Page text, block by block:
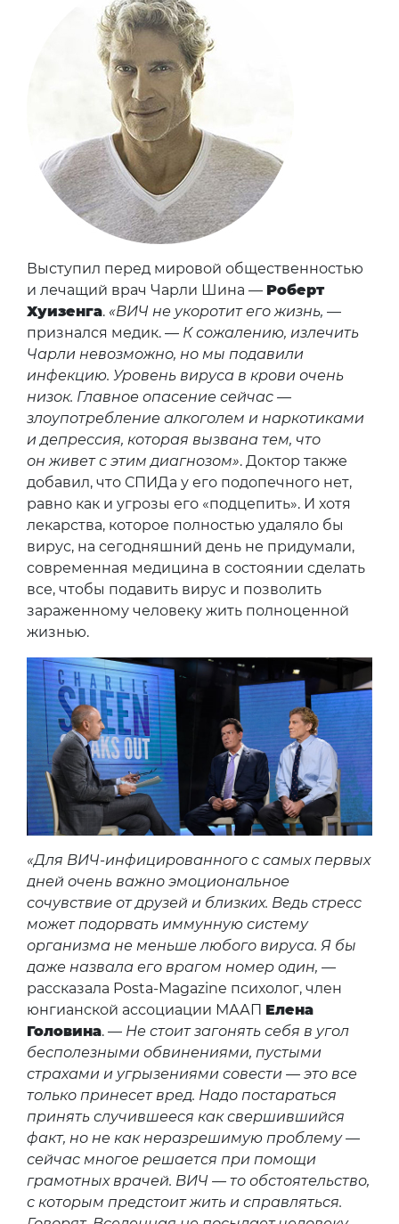
Выступил перед мировой общественностью
и лечащий врач Чарли Шина — Роберт
Хуизенга. «ВИЧ не укоротит его жизнь, —
признался медик. — К сожалению, излечить
Чарли невозможно, но мы подавили
инфекцию. Уровень вируса в крови очень
низок. Главное опасение сейчас —
злоупотребление алкоголем и наркотиками
и депрессия, которая вызвана тем, что
он живет с этим диагнозом». Доктор также
добавил, что СПИДа у его подопечного нет,
равно как и угрозы его «подцепить». И хотя
лекарства, которое полностью удаляло бы
вирус, на сегодняшний день не придумали,
современная медицина в состоянии сделать
все, чтобы подавить вирус и позволить
зараженному человеку жить полноценной
жизнью.
«Для ВИЧ-инфицированного с самых первых
дней очень важно эмоциональное
сочувствие от друзей и близких. Ведь стресс
может подорвать иммунную систему
организма не меньше любого вируса. Я бы
даже назвала его врагом номер один, —
рассказала Posta-Magazine психолог, член
юнгианской ассоциации МААП Елена
Головина. — Не стоит загонять себя в угол
бесполезными обвинениями, пустыми
страхами и угрызениями совести — это все
только принесет вред. Надо постараться
принять случившееся как свершившийся
факт, но не как неразрешимую проблему —
сейчас многое решается при помощи
грамотных врачей. ВИЧ — то обстоятельство,
с которым предстоит жить и справляться.